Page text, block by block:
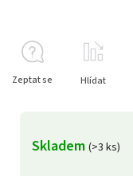
Skladem (>3 ks)
Zeptat se Hlídat